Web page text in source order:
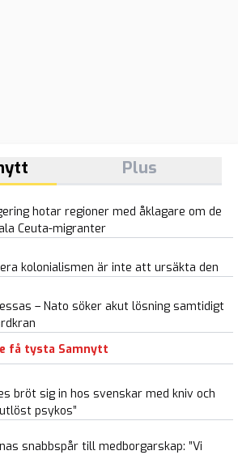
Plus
hotar regioner med åklagare om de
Ceuta-migranter
kolonialismen är inte att ursäkta den
– Nato söker akut lösning samtidigt
få tysta Samnytt
bröt sig in hos svenskar med kniv och
psykos”
snabbspår till medborgarskap: ”Vi